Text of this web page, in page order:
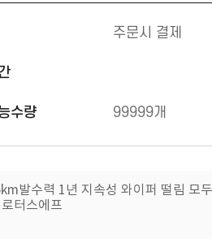
주문시 결제
수량 99999개
발수력 1년 지속성 와이퍼 떨림 모
터스에프